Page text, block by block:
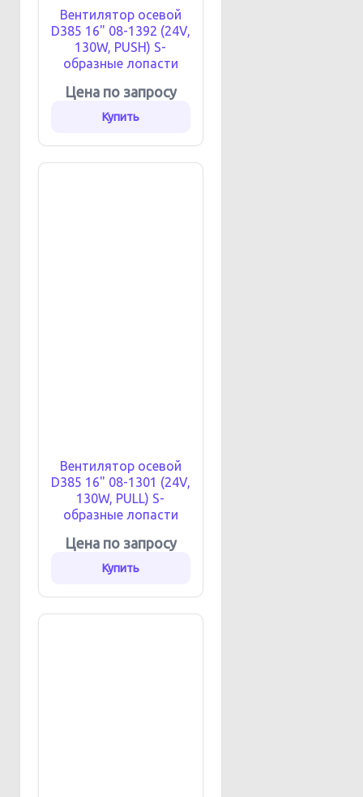
Вентилятор осевой
D385 16" 08-1392 (24V,
130W, PUSH) S-
образные лопасти
Цена по запросу
Купить
Вентилятор осевой
D385 16" 08-1301 (24V,
130W, PULL) S-
образные лопасти
Цена по запросу
Купить